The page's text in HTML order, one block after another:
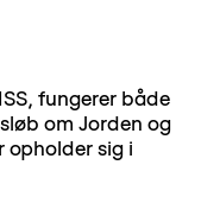
fungerer både
om Jorden og
opholder sig i